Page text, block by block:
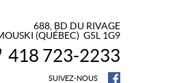
688, BD DU RIVAGE
(QUÉBEC) G5L 1G9
:
418 723-2233
SUIVEZ-NOUS